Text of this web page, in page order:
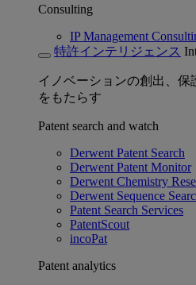
Consulting
IP Management
特許インテリジェンス
イノベーションの創出、
をもたらす
Patent search and watch
Derwent Patent Search
Derwent Patent Monitor
Derwent Chemistry
Derwent Sequence
Patent Search Services
PatentScout
incoPat
Patent analytics